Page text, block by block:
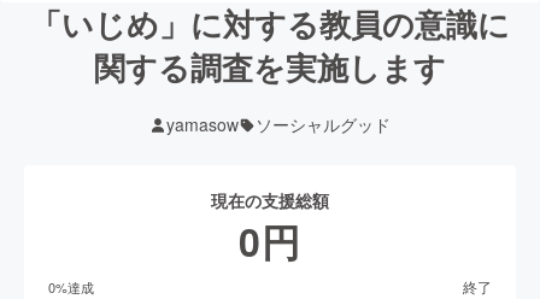
「いじめ」に対する教員の意識に
関する調査を実施します
yamasow ソーシャルグッド
現在の支援総額
0円
0%達成 終了